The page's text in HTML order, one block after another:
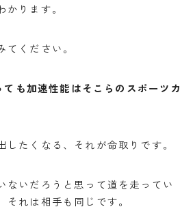
かります。
ください。
も加速性能はそこらのスポーツカ
したくなる、それが命取りです。
ないだろうと思って道を走ってい
それは相手も同じです。